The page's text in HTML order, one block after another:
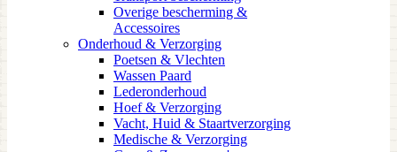
Overige bescherming &
Accessoires
Onderhoud & Verzorging
Poetsen & Vlechten
Wassen Paard
Lederonderhoud
Hoef & Verzorging
Vacht, Huid & Staartverzorging
Medische & Verzorging